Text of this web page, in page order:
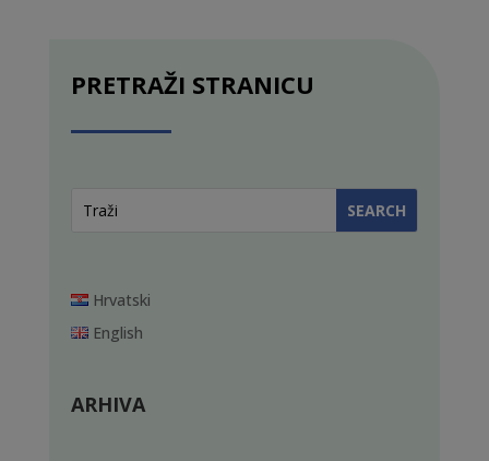
PRETRAŽI STRANICU
Hrvatski
English
ARHIVA